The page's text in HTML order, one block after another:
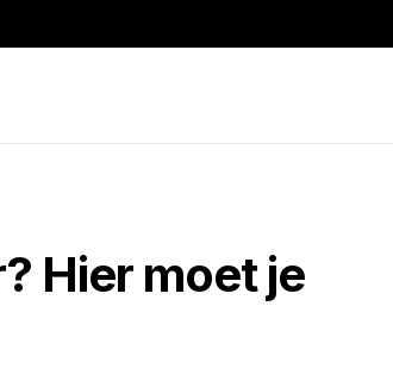
Hier moet je